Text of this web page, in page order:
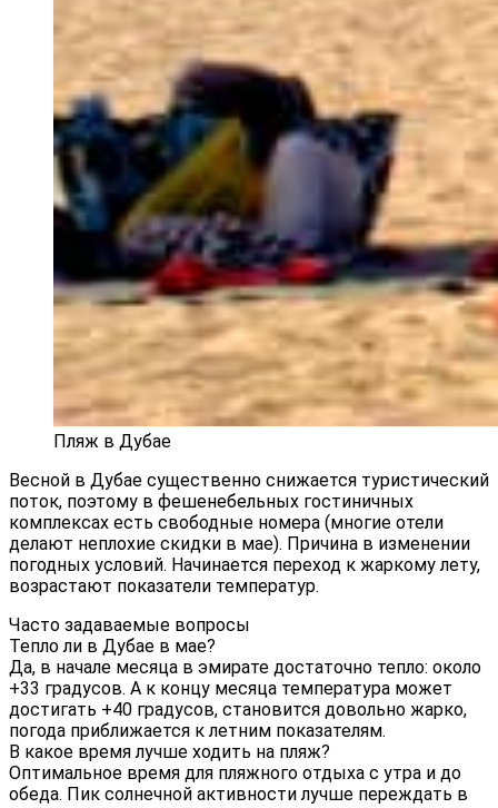
Пляж в Дубае
Весной в Дубае существенно снижается туристический
поток, поэтому в фешенебельных гостиничных
комплексах есть свободные номера (многие отели
делают неплохие скидки в мае). Причина в изменении
погодных условий. Начинается переход к жаркому лету,
возрастают показатели температур.
Часто задаваемые вопросы
Тепло ли в Дубае в мае?
Да, в начале месяца в эмирате достаточно тепло: около
+33 градусов. А к концу месяца температура может
достигать +40 градусов, становится довольно жарко,
погода приближается к летним показателям.
В какое время лучше ходить на пляж?
Оптимальное время для пляжного отдыха с утра и до
обеда. Пик солнечной активности лучше переждать в